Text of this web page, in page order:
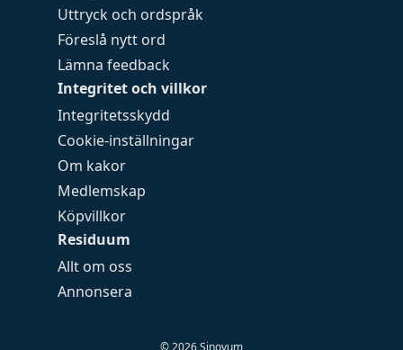
Uttryck och ordspråk
Föreslå nytt ord
Lämna feedback
Integritet och villkor
Integritetsskydd
Cookie-inställningar
Om kakor
Medlemskap
Köpvillkor
Residuum
Allt om oss
Annonsera
© 2026Sinovum